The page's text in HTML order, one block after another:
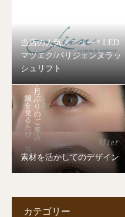
当店の人気メニュー＊LED
マツエク/パリジェンヌラッ
シュリフト
素材を活かしてのデザイン
カテゴリー